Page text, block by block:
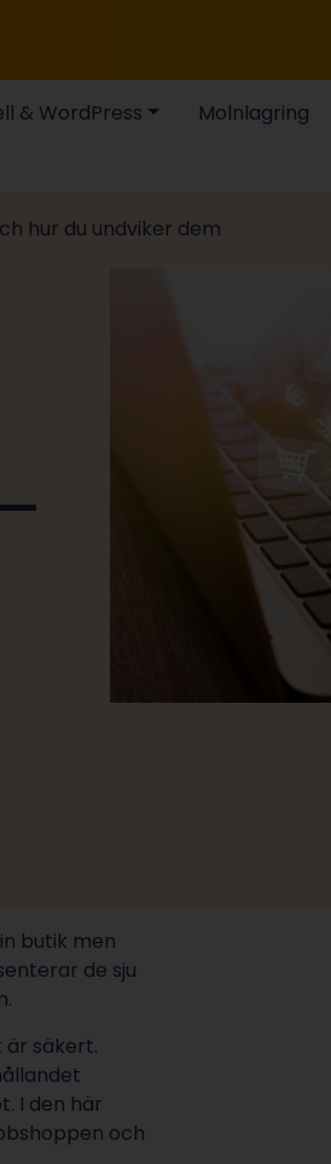
& WordPress Molnlagring
hur du undviker dem
butik men
de sju
säkert.
I den här
och